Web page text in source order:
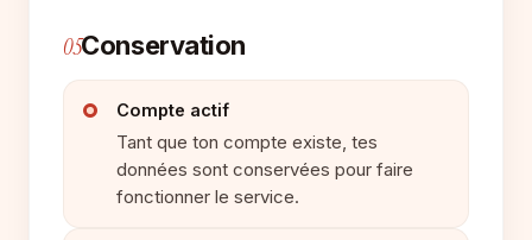
05Conservation
Compte actif
Tant que ton compte existe, tes
données sont conservées pour faire
fonctionner le service.